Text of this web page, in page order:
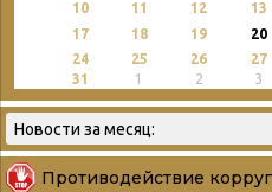
10
11 12 13
17
18 19 20
24 25 26 27
31
1 2 3
Противодействие